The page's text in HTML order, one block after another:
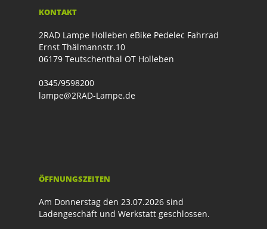
KONTAKT
2RAD Lampe Holleben eBike Pedelec Fahrrad
Ernst Thälmannstr.10
06179 Teutschenthal OT Holleben
0345/9598200
lampe@2RAD-Lampe.de
ÖFFNUNGSZEITEN
Am Donnerstag den 23.07.2026 sind
Ladengeschäft und Werkstatt geschlossen.